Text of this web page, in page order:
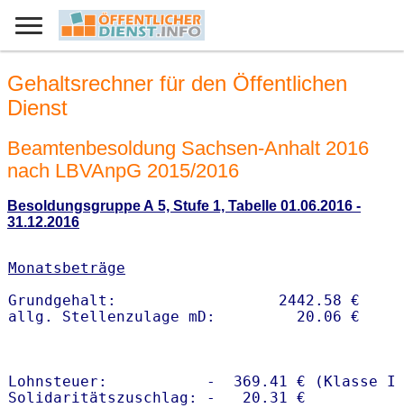
Gehaltsrechner für den Öffentlichen
Dienst
Beamtenbesoldung Sachsen-Anhalt 2016
nach LBVAnpG 2015/2016
Besoldungsgruppe A 5, Stufe 1, Tabelle 01.06.2016 -
31.12.2016
Monatsbeträge
Grundgehalt:                  2442.58 €
Lohnsteuer:           -  369.41 € (Klasse I)
Solidaritätszuschlag: -   20.31 €